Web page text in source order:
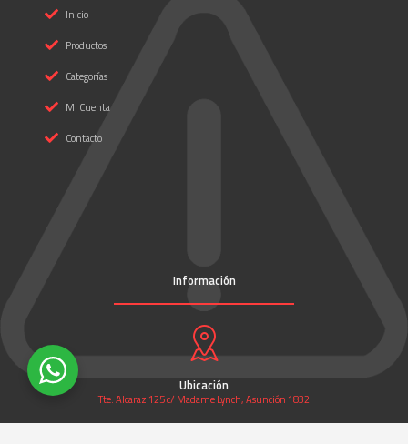
Inicio
Productos
Categorías
Mi Cuenta
Contacto
Información
Ubicación
Tte. Alcaraz 125 c/ Madame Lynch, Asunción 1832